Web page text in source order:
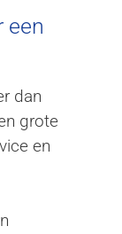
een
dan
grote
en